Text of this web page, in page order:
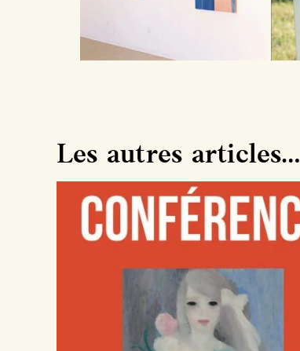
Les autres articles…